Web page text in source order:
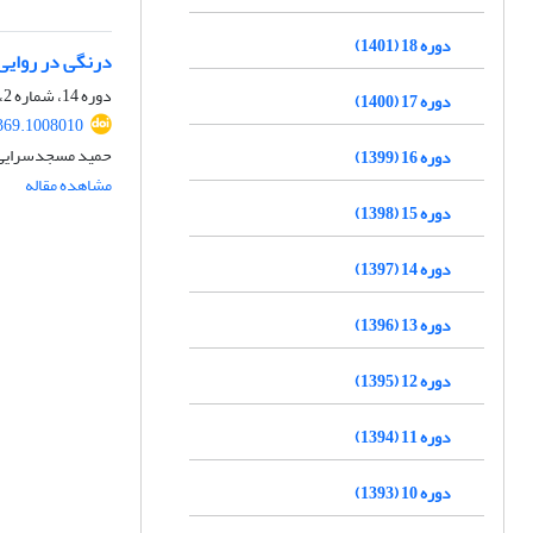
درنگی در
دوره 14، شماره 2، تابستان 1397، صفحه
حمید
مشاهده مقاله
دوره 18 (1401)
دوره 17 (1400)
دوره 16 (1399)
دوره 15 (1398)
دوره 14 (1397)
دوره 13 (1396)
دوره 12 (1395)
دوره 11 (1394)
دوره 10 (1393)